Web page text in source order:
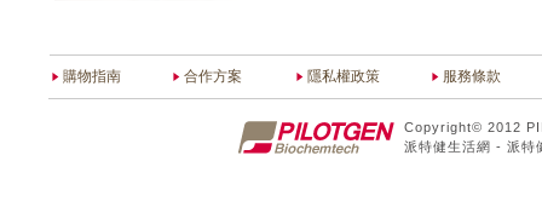
購物指南 合作方案 隱私權政策 服務條款
Copyright© 2012
派特健生活網 - 派